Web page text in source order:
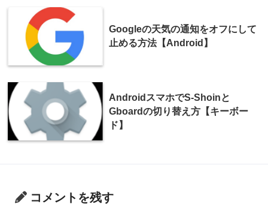
Googleの天気の通知をオフにして
止める方法【Android】
AndroidスマホでS-Shoinと
Gboardの切り替え方【キーボー
ド】
コメントを残す